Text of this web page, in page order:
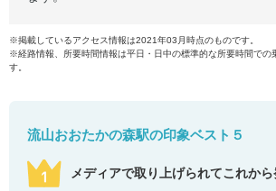
※掲載しているアクセス情報は2021年03月時点のものです。
※経路情報、所要時間情報は平日・日中の標準的な所要時間での
す。
流山おおたかの森駅の印象ベスト５
メディアで取り上げられてこれから